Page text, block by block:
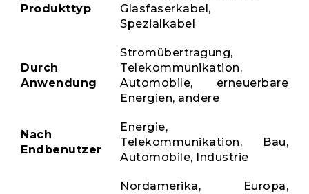
Produkttyp
Glasfaserkabel,
Spezialkabel
Durch
Anwendung
Stromübertragung,
Telekommunikation,
Automobile, erneuerbare
Energien, andere
Nach
Endbenutzer
Energie,
Telekommunikation, Bau,
Automobile, Industrie
Nordamerika, Europa,